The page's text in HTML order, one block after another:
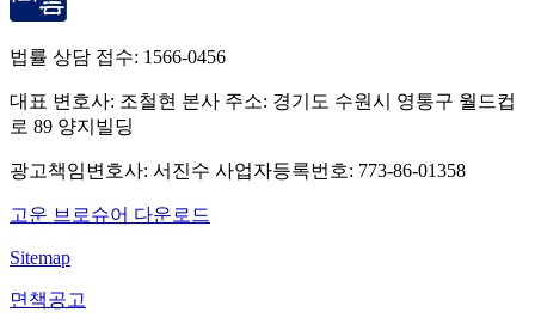
법률 상담 접수: 1566-0456
대표 변호사: 조철현 본사 주소: 경기도 수원시 영통구 월드컵
로 89 양지빌딩
광고책임변호사: 서진수 사업자등록번호: 773-86-01358
고운 브로슈어 다운로드
Sitemap
면책공고